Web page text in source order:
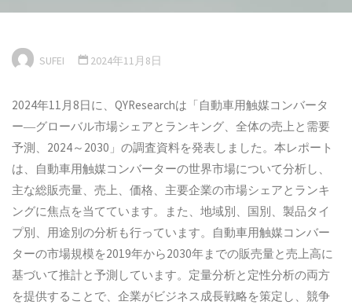
SUFEI 2024年11月8日
2024年11月8日に、QYResearchは「自動車用触媒コンバータ
ー―グローバル市場シェアとランキング、全体の売上と需要
予測、2024～2030」の調査資料を発表しました。本レポート
は、自動車用触媒コンバーターの世界市場について分析し、
主な総販売量、売上、価格、主要企業の市場シェアとランキ
ングに焦点を当てています。また、地域別、国別、製品タイ
プ別、用途別の分析も行っています。自動車用触媒コンバー
ターの市場規模を2019年から2030年までの販売量と売上高に
基づいて推計と予測しています。定量分析と定性分析の両方
を提供することで、企業がビジネス成長戦略を策定し、競争